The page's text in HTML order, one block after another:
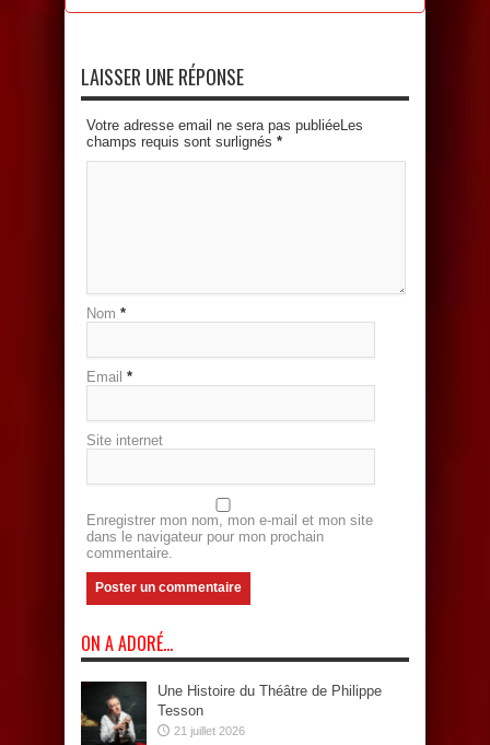
LAISSER UNE RÉPONSE
Votre adresse email ne sera pas publiéeLes
champs requis sont surlignés *
Nom *
Email *
Site internet
Enregistrer mon nom, mon e-mail et mon site
dans le navigateur pour mon prochain
commentaire.
ON A ADORÉ…
Une Histoire du Théâtre de Philippe
Tesson
21 juillet 2026